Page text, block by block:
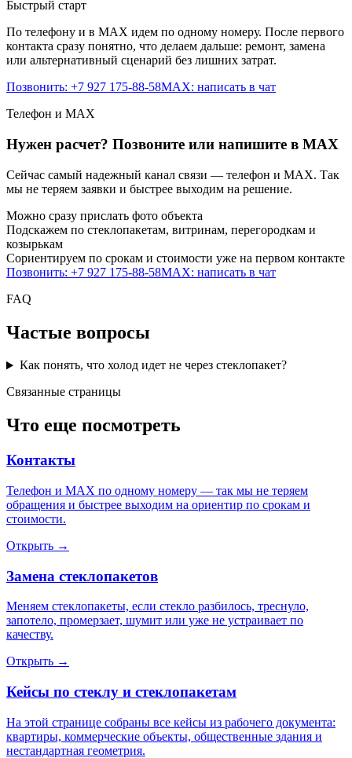
Быстрый старт
По телефону и в MAX идем по одному номеру. После первого
контакта сразу понятно, что делаем дальше: ремонт, замена
или альтернативный сценарий без лишних затрат.
Позвонить: +7 927 175-88-58MAX: написать в чат
Телефон и MAX
Нужен расчет? Позвоните или напишите в MAX
Сейчас самый надежный канал связи — телефон и MAX. Так
мы не теряем заявки и быстрее выходим на решение.
Можно сразу прислать фото объекта
Подскажем по стеклопакетам, витринам, перегородкам и
козырькам
Сориентируем по срокам и стоимости уже на первом контакте
Позвонить: +7 927 175-88-58MAX: написать в чат
FAQ
Частые вопросы
Как понять, что холод идет не через стеклопакет?
Связанные страницы
Что еще посмотреть
Контакты
Телефон и MAX по одному номеру — так мы не теряем
обращения и быстрее выходим на ориентир по срокам и
стоимости.
Открыть →
Замена стеклопакетов
Меняем стеклопакеты, если стекло разбилось, треснуло,
запотело, промерзает, шумит или уже не устраивает по
качеству.
Открыть →
Кейсы по стеклу и стеклопакетам
На этой странице собраны все кейсы из рабочего документа:
квартиры, коммерческие объекты, общественные здания и
нестандартная геометрия.